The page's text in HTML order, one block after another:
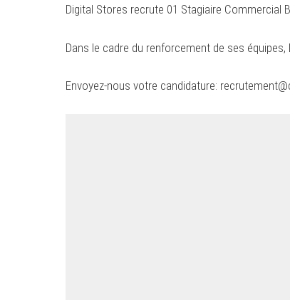
Digital Stores recrute 01 Stagiaire Commercial
Dans le cadre du renforcement de ses
Envoyez-nous votre candidature: